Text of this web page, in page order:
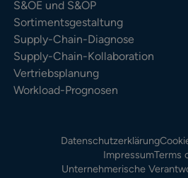
S&OE und S&OP
Sortimentsgestaltung
Supply-Chain-Diagnose
Supply-Chain-Kollaboration
Vertriebsplanung
Workload-Prognosen
Datenschutzerklärung
ImpressumTerms
Unternehmerische